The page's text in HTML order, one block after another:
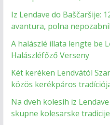
Iz Lendave do Baščaršije:
avantura, polna
A halászlé illata lengte be
Halászléfőző Verseny
Két keréken Lendvától
közös kerékpáros
Na dveh kolesih iz
skupne kolesarske tradicije